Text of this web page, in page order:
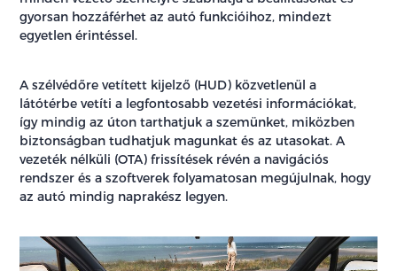
gyorsan hozzáférhet az autó funkcióihoz, mindezt
egyetlen érintéssel.
A szélvédőre vetített kijelző (HUD) közvetlenül a
látótérbe vetíti a legfontosabb vezetési információkat,
így mindig az úton tarthatjuk a szemünket, miközben
biztonságban tudhatjuk magunkat és az utasokat. A
vezeték nélküli (OTA) frissítések révén a navigációs
rendszer és a szoftverek folyamatosan megújulnak, hogy
az autó mindig naprakész legyen.